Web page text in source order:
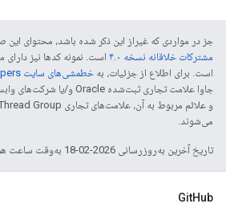
جز در مواردی که غیراز این ذکر شده باشد، محتوای
مشترکات خلاقانه نسخه ۴.۰
است. نمونه کدها نیز دارای
است. برای اطلاع از جزئیات، به خطمشی‌های سایت Google Developers‏
می‌شوند.
تاریخ آخرین به‌روزرسانی 2026-02-18 به‌وقت ساعت هماهنگ جهانی.
GitHub